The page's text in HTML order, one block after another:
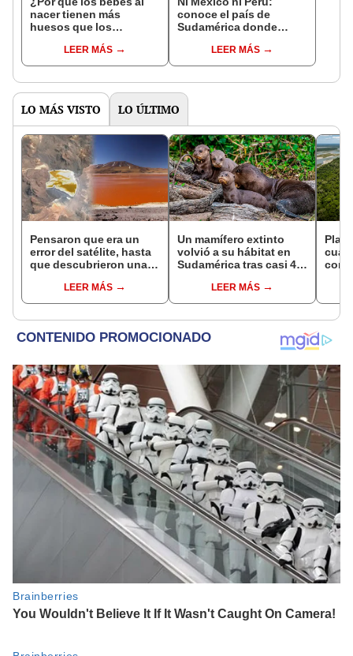
nacer tienen más
huesos que los
LEER MÁS
conoce el país de
Sudamérica donde
estudioLEER MÁS
LO MÁS VISTO LO ÚLTIMO
Pensaron que era un
error del satélite, hasta
que descubrieron una
sobre Bolivia.
LEER MÁS
Un mamífero extinto
volvió a su hábitat en
Sudamérica tras casi 40
gigantes ya nadan
libres en Argentina
LEER MÁS